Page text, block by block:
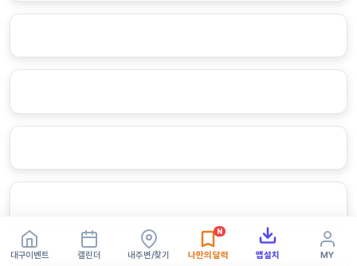
대구이벤트 캘린더 내주변/찾기
N
나만의 달력 앱설치 MY